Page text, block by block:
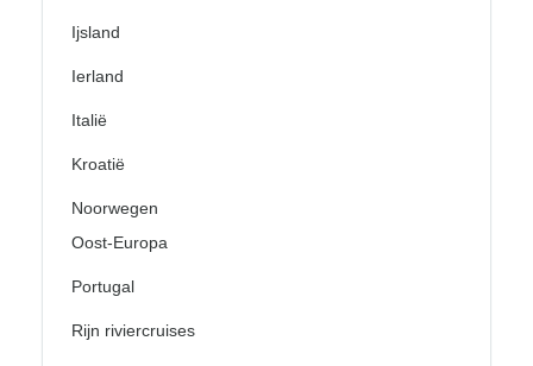
Ijsland
Ierland
Italië
Kroatië
Noorwegen
Oost-Europa
Portugal
Rijn riviercruises